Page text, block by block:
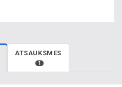
ATSAUKSMES
1